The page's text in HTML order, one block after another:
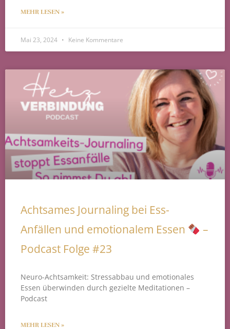
MEHR LESEN »
Mai 23, 2024 Keine Kommentare
Achtsames Journaling bei Ess-
Anfällen und emotionalem Essen
–
Podcast Folge #23
Neuro-Achtsamkeit: Stressabbau und emotionales
Essen überwinden durch gezielte Meditationen –
Podcast
MEHR LESEN »